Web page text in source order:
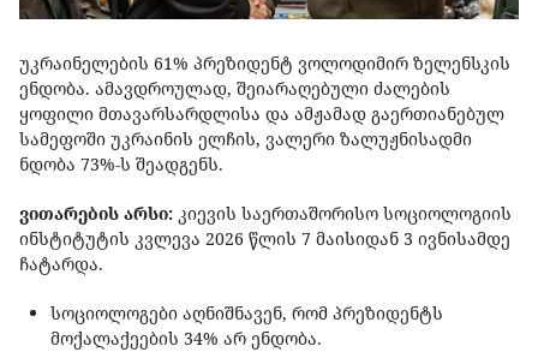
უკრაინელების 61% პრეზიდენტ ვოლოდიმირ ზელენსკის
ენდობა. ამავდროულად, შეიარაღებული ძალების
ყოფილი მთავარსარდლისა და ამჟამად გაერთიანებულ
სამეფოში უკრაინის ელჩის, ვალერი ზალუჟნისადმი
ნდობა 73%-ს შეადგენს.
ვითარების არსი: კიევის საერთაშორისო სოციოლოგიის
ინსტიტუტის კვლევა 2026 წლის 7 მაისიდან 3 ივნისამდე
ჩატარდა.
სოციოლოგები აღნიშნავენ, რომ პრეზიდენტს
მოქალაქეების 34% არ ენდობა.